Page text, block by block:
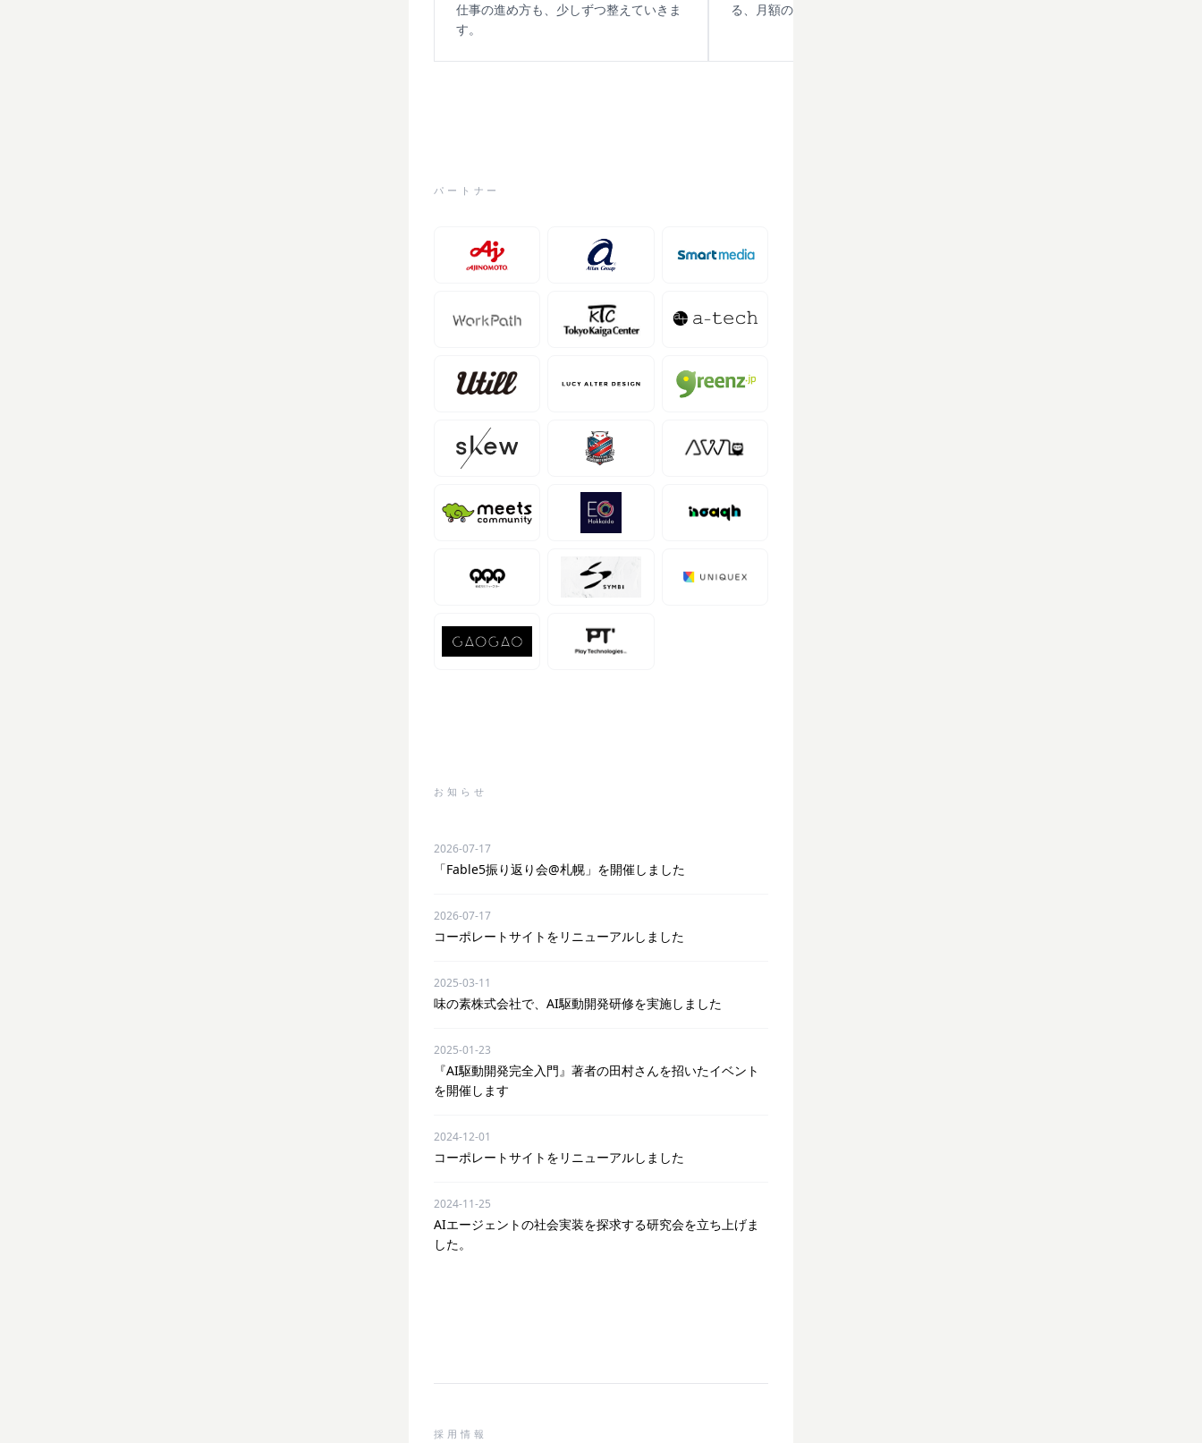
仕事の進め方も、少しずつ整えていきま
す。
る、月額のLINE対応サービス。
パートナー
お知らせ
2026-07-17
「Fable5振り返り会@札幌」を開催しました
2026-07-17
コーポレートサイトをリニューアルしました
2025-03-11
味の素株式会社で、AI駆動開発研修を実施しました
2025-01-23
『AI駆動開発完全入門』著者の田村さんを招いたイベント
を開催します
2024-12-01
コーポレートサイトをリニューアルしました
2024-11-25
AIエージェントの社会実装を探求する研究会を立ち上げま
した。
採用情報